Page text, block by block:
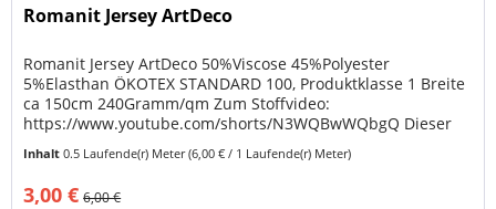
Romanit Jersey ArtDeco
Romanit Jersey ArtDeco 50%Viscose 45%Polyester
5%Elasthan ÖKOTEX STANDARD 100, Produktklasse 1 Breite
ca 150cm 240Gramm/qm Zum Stoffvideo:
https://www.youtube.com/shorts/N3WQBwWQbgQ Dieser
Inhalt0.5 Laufende(r) Meter(6,00 € / 1 Laufende(r) Meter)
3,00 € 6,00 €